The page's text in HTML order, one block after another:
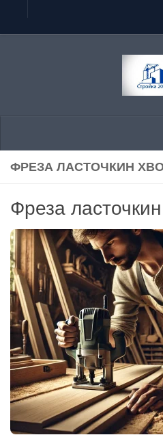
Перейти к
ФРЕЗА ЛАСТОЧКИН
Фреза